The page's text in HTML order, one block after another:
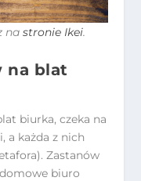
na stronie Ikei.
na blat
biurka, czeka na
a każda z nich
Zastanów
biuro